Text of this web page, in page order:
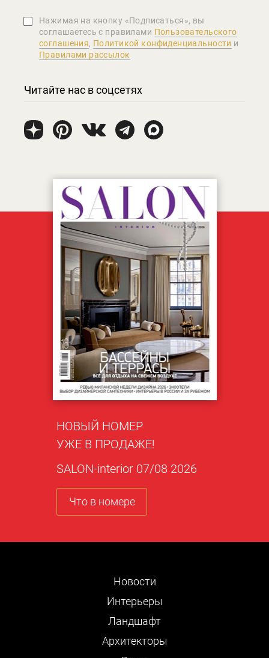
Нажимая на кнопку «Подписаться», вы
соглашаетеcь с правилами Пользовательского
соглашения, Политикой конфиденциальности и
Правилами рассылок
Читайте нас в соцсетях
НОВЫЙ НОМЕР
УЖЕ В ПРОДАЖЕ!
SALON-interior 07/08 2026
Что в номере
Новости
Интерьеры
Ландшафт
Архитекторы